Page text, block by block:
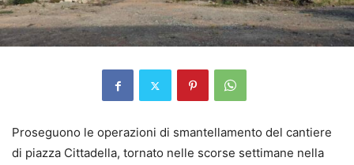
Proseguono le operazioni di smantellamento del cantiere
di piazza Cittadella, tornato nelle scorse settimane nella